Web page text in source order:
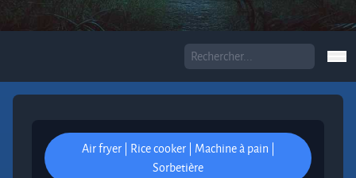
Air fryer | Rice cooker | Machine à pain |
Sorbetière